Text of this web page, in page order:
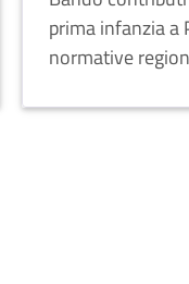
prima infanzia a
normative